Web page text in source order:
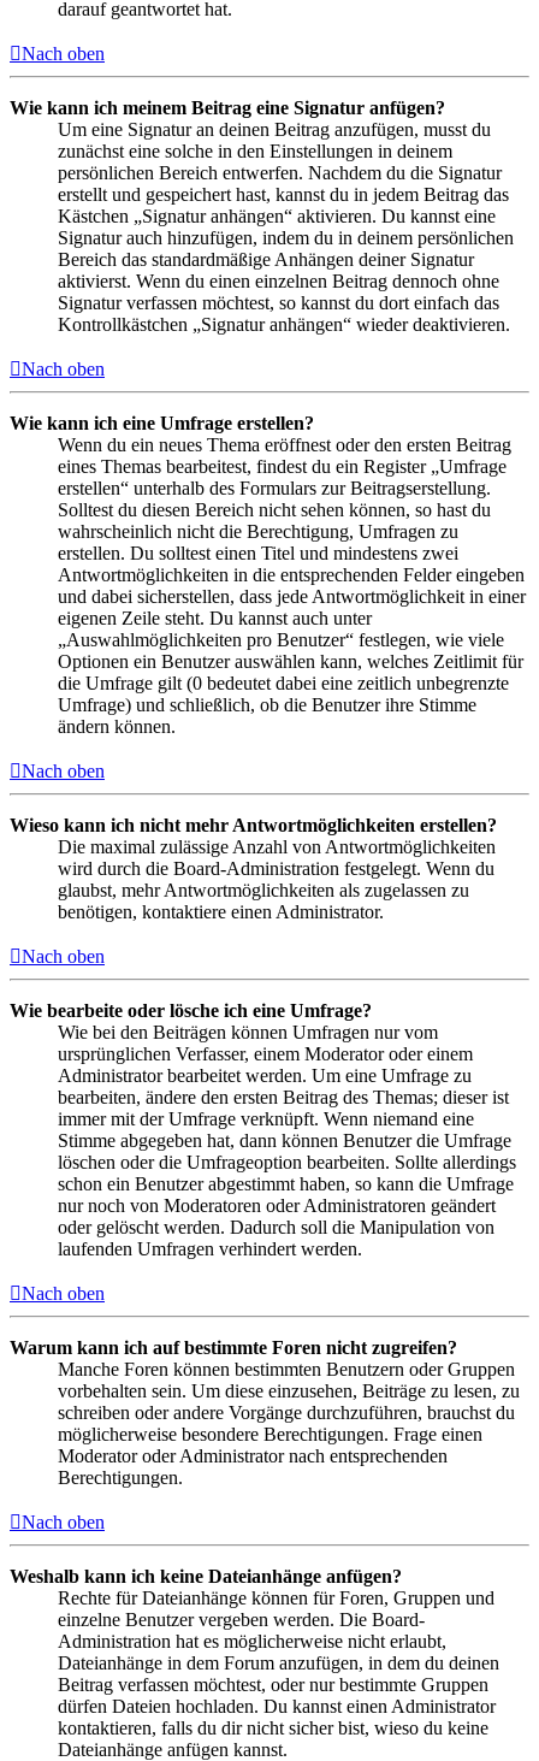
darauf geantwortet hat.
Nach oben
Wie kann ich meinem Beitrag eine Signatur anfügen?
Um eine Signatur an deinen Beitrag anzufügen, musst du
zunächst eine solche in den Einstellungen in deinem
persönlichen Bereich entwerfen. Nachdem du die Signatur
erstellt und gespeichert hast, kannst du in jedem Beitrag das
Kästchen „Signatur anhängen“ aktivieren. Du kannst eine
Signatur auch hinzufügen, indem du in deinem persönlichen
Bereich das standardmäßige Anhängen deiner Signatur
aktivierst. Wenn du einen einzelnen Beitrag dennoch ohne
Signatur verfassen möchtest, so kannst du dort einfach das
Kontrollkästchen „Signatur anhängen“ wieder deaktivieren.
Nach oben
Wie kann ich eine Umfrage erstellen?
Wenn du ein neues Thema eröffnest oder den ersten Beitrag
eines Themas bearbeitest, findest du ein Register „Umfrage
erstellen“ unterhalb des Formulars zur Beitragserstellung.
Solltest du diesen Bereich nicht sehen können, so hast du
wahrscheinlich nicht die Berechtigung, Umfragen zu
erstellen. Du solltest einen Titel und mindestens zwei
Antwortmöglichkeiten in die entsprechenden Felder eingeben
und dabei sicherstellen, dass jede Antwortmöglichkeit in einer
eigenen Zeile steht. Du kannst auch unter
„Auswahlmöglichkeiten pro Benutzer“ festlegen, wie viele
Optionen ein Benutzer auswählen kann, welches Zeitlimit für
die Umfrage gilt (0 bedeutet dabei eine zeitlich unbegrenzte
Umfrage) und schließlich, ob die Benutzer ihre Stimme
ändern können.
Nach oben
Wieso kann ich nicht mehr Antwortmöglichkeiten erstellen?
Die maximal zulässige Anzahl von Antwortmöglichkeiten
wird durch die Board-Administration festgelegt. Wenn du
glaubst, mehr Antwortmöglichkeiten als zugelassen zu
benötigen, kontaktiere einen Administrator.
Nach oben
Wie bearbeite oder lösche ich eine Umfrage?
Wie bei den Beiträgen können Umfragen nur vom
ursprünglichen Verfasser, einem Moderator oder einem
Administrator bearbeitet werden. Um eine Umfrage zu
bearbeiten, ändere den ersten Beitrag des Themas; dieser ist
immer mit der Umfrage verknüpft. Wenn niemand eine
Stimme abgegeben hat, dann können Benutzer die Umfrage
löschen oder die Umfrageoption bearbeiten. Sollte allerdings
schon ein Benutzer abgestimmt haben, so kann die Umfrage
nur noch von Moderatoren oder Administratoren geändert
oder gelöscht werden. Dadurch soll die Manipulation von
laufenden Umfragen verhindert werden.
Nach oben
Warum kann ich auf bestimmte Foren nicht zugreifen?
Manche Foren können bestimmten Benutzern oder Gruppen
vorbehalten sein. Um diese einzusehen, Beiträge zu lesen, zu
schreiben oder andere Vorgänge durchzuführen, brauchst du
möglicherweise besondere Berechtigungen. Frage einen
Moderator oder Administrator nach entsprechenden
Berechtigungen.
Nach oben
Weshalb kann ich keine Dateianhänge anfügen?
Rechte für Dateianhänge können für Foren, Gruppen und
einzelne Benutzer vergeben werden. Die Board-
Administration hat es möglicherweise nicht erlaubt,
Dateianhänge in dem Forum anzufügen, in dem du deinen
Beitrag verfassen möchtest, oder nur bestimmte Gruppen
dürfen Dateien hochladen. Du kannst einen Administrator
kontaktieren, falls du dir nicht sicher bist, wieso du keine
Dateianhänge anfügen kannst.